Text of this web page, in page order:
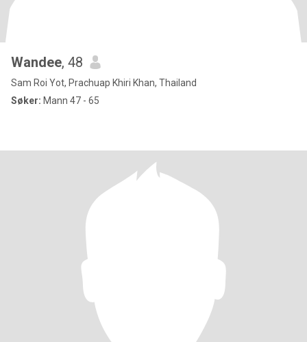
Wandee, 48
Sam Roi Yot, Prachuap Khiri Khan, Thailand
Søker: Mann 47 - 65